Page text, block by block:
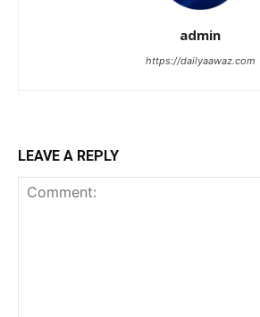
admin
https://dailyaawaz.com
LEAVE A REPLY